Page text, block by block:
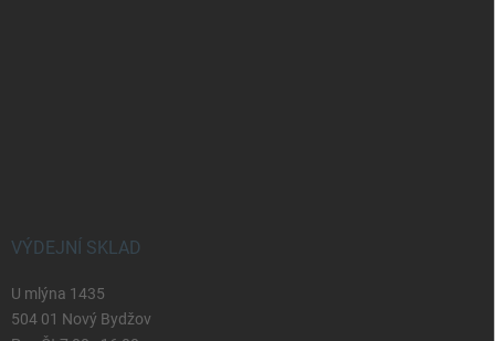
VÝDEJNÍ SKLAD
U mlýna 1435
504 01 Nový Bydžov